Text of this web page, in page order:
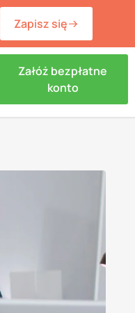
Zapisz się
Załóż bezpłatne
konto